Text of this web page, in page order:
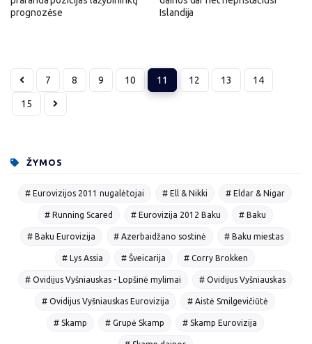
prognozėse
Islandija
7 8 9 10 11 12 13 14
15
ŽYMOS
# Eurovizijos 2011 nugalėtojai # Ell & Nikki # Eldar & Nigar
# Running Scared # Eurovizija 2012 Baku # Baku
# Baku Eurovizija # Azerbaidžano sostinė # Baku miestas
# Lys Assia # Šveicarija # Corry Brokken
# Ovidijus Vyšniauskas - Lopšinė mylimai # Ovidijus Vyšniauskas
# Ovidijus Vyšniauskas Eurovizija # Aistė Smilgevičiūtė
# Skamp # Grupė Skamp # Skamp Eurovizija